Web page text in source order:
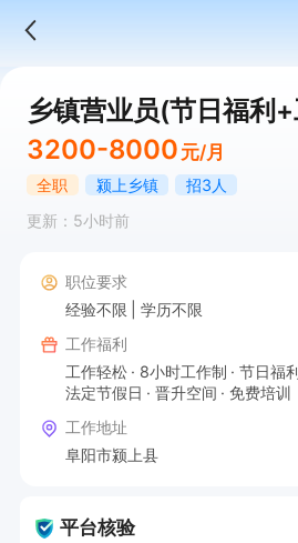
乡镇营业员(节日福利
3200-8000 元/月
全职 颍上乡镇
招3人
更新：5小时前
职位要求
经验不限
学历不限
工作福利
工作轻松
8小时工作制 节日福
法定节假日
晋升空间
免费培训
工作地址
阜阳市颍上县
平台核验